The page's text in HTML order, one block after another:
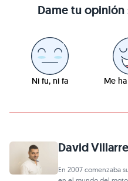
Dame tu
Ni fu, ni fa Me
David
En 2007 comenzaba